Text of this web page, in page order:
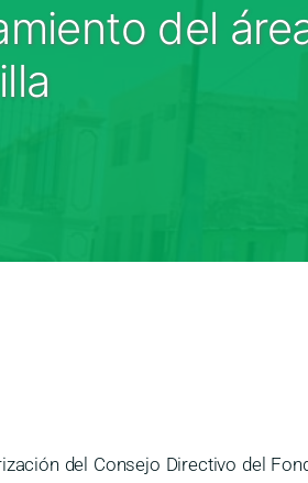
del
del Consejo Directivo del